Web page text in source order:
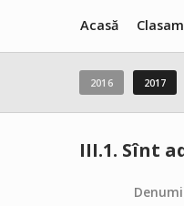
Acasă
2016 2017
III.1. Sînt